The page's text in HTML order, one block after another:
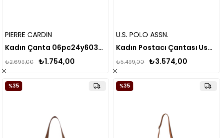
PIERRE CARDIN
Kadın Çanta 06pc24y603-Mn
₺1.754,00
₺2.699,00
U.S. POLO ASSN.
Kadın Postacı Çantası Us24704
₺3.574,00
₺5.499,00
%35 %35